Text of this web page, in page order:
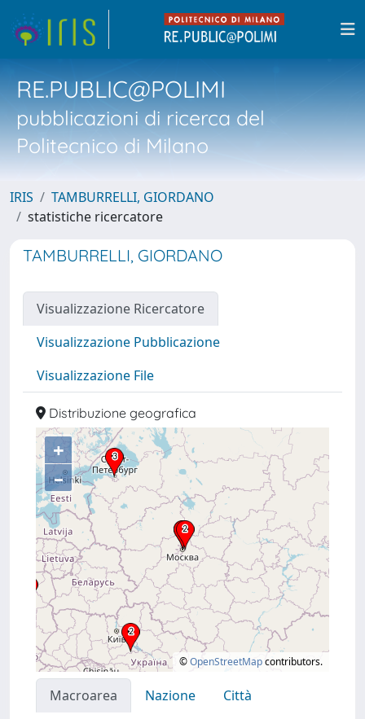
RE.PUBLIC@POLIMI
pubblicazioni di ricerca del
Politecnico di Milano
IRIS
TAMBURRELLI, GIORDANO
statistiche ricercatore
TAMBURRELLI, GIORDANO
Visualizzazione Ricercatore
Visualizzazione Pubblicazione
Visualizzazione File
Distribuzione geografica
+
–
©OpenStreetMapcontributors.
Macroarea Nazione
Città